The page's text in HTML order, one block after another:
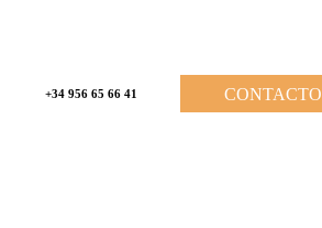
+34 956 65 66 41 CONTACTO